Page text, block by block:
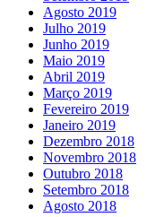
Agosto 2019
Julho 2019
Junho 2019
Maio 2019
Abril 2019
Março 2019
Fevereiro 2019
Janeiro 2019
Dezembro 2018
Novembro 2018
Outubro 2018
Setembro 2018
Agosto 2018